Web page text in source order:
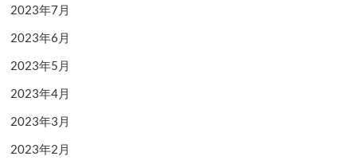
2023年7月
2023年6月
2023年5月
2023年4月
2023年3月
2023年2月